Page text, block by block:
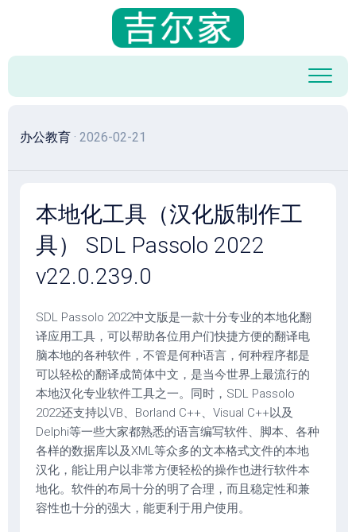
容
办公教育 · 2026-02-21
本地化工具（汉化版制作工
具） SDL Passolo 2022
v22.0.239.0
SDL Passolo 2022中文版是一款十分专业的本地化翻
译应用工具，可以帮助各位用户们快捷方便的翻译电
脑本地的各种软件，不管是何种语言，何种程序都是
可以轻松的翻译成简体中文，是当今世界上最流行的
本地汉化专业软件工具之一。同时，SDL Passolo
2022还支持以VB、Borland C++、Visual C++以及
Delphi等一些大家都熟悉的语言编写软件、脚本、各种
各样的数据库以及XML等众多的文本格式文件的本地
汉化，能让用户以非常方便轻松的操作也进行软件本
地化。软件的布局十分的明了合理，而且稳定性和兼
容性也十分的强大，能更利于用户使用。